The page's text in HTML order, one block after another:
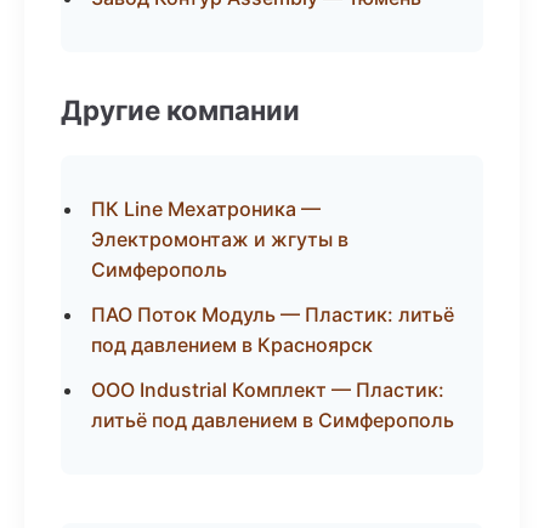
Другие компании
ПК Line Мехатроника —
Электромонтаж и жгуты в
Симферополь
ПАО Поток Модуль — Пластик: литьё
под давлением в Красноярск
ООО Industrial Комплект — Пластик:
литьё под давлением в Симферополь